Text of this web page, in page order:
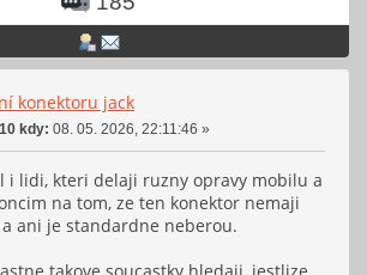
konektoru jack
kdy: 08. 05. 2026, 22:11:46 »
i lidi, kteri delaji ruzny opravy mobilu a
na tom, ze ten konektor nemaji
ani je standardne neberou.
takove soucastky hledaji, jestlize